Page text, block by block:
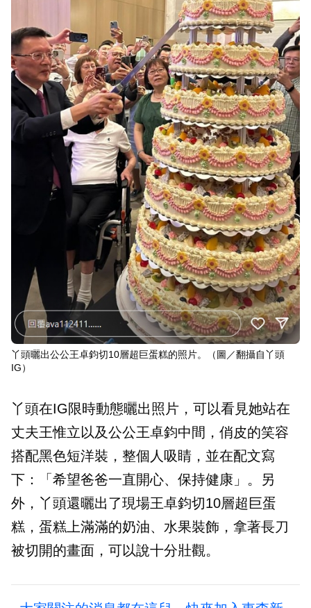
丫頭曬出公公王卓鈞切10層超巨蛋糕的照片。（圖／翻攝自丫頭
IG）
丫頭在IG限時動態曬出照片，可以看見她站在
丈夫王惟立以及公公王卓鈞中間，俏皮的笑容
搭配黑色短洋裝，整個人吸睛，並在配文寫
下：「希望爸爸一直開心、保持健康」。另
外，丫頭還曬出了現場王卓鈞切10層超巨蛋
糕，蛋糕上滿滿的奶油、水果裝飾，拿著長刀
被切開的畫面，可以說十分壯觀。